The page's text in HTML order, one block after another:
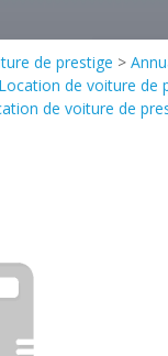
de prestige >
Location de voiture de
de voiture de